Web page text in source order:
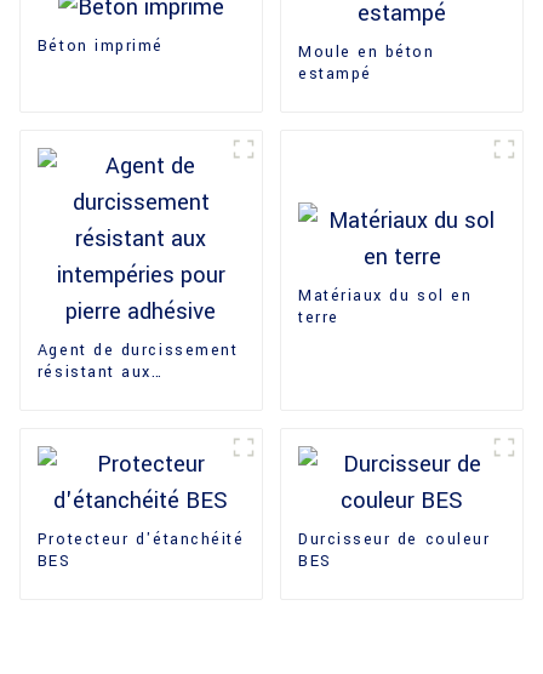
Béton imprimé
Moule en béton
estampé
Agent de durcissement
résistant aux
Matériaux du sol en
terre
Protecteur d'étanchéité
BES
Durcisseur de couleur
BES